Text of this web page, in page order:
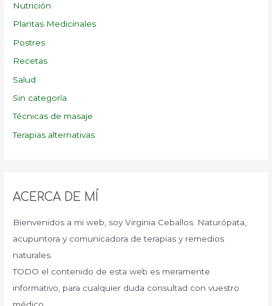
Nutrición
Plantas Medicinales
Postres
Recetas
Salud
Sin categoría
Técnicas de masaje
Terapias alternativas
ACERCA DE MÍ
Bienvenidos a mi web, soy Virginia Ceballos. Naturópata,
acupuntora y comunicadora de terapias y remedios
naturales.
TODO el contenido de esta web es meramente
informativo, para cualquier duda consultad con vuestro
médico.